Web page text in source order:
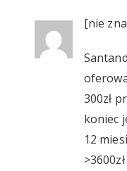
[nie
300zł
koniec
12